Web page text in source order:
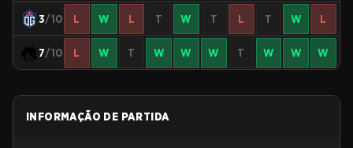
3/10 L W L T W T L T W L
7/10 L W T W W W T W W W
INFORMAÇÃO DE PARTIDA